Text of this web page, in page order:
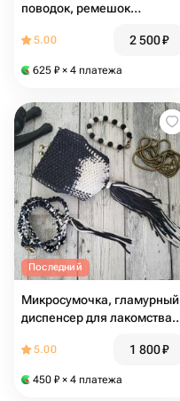
поводок, ремешок
5.00 2 500₽
625 ₽ × 4 платежа
Последний
Микросумочка, гламурный
диспенсер для лакомства
5.00 1 800₽
450 ₽ × 4 платежа